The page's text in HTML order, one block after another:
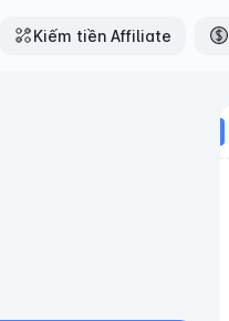
Kiếm tiền Affiliate